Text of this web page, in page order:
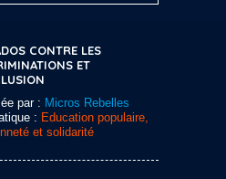
CONTRE LES
ET
par : Micros Rebelles
: Education populaire,
et solidarité